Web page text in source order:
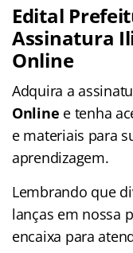
Edital
Assinatura
Online
Adquira a
Online e tenha
e materiais para
aprendizagem.
Lembrando que
lanças em nossa
encaixa para